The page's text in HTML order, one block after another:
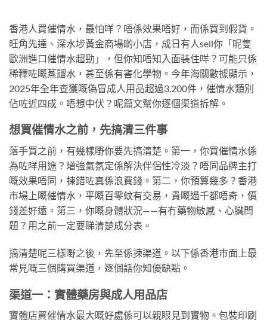
香港人買催情水，最怕咩？唔係效果唔好，而係買到假貨。
旺角先達、深水埗黃金商場啲小店，成日有人sell你「呢隻
歐洲進口催情水超勁」，但你知唔知入面裝住咩？可能只係
稀釋咗嘅蒸餾水，甚至係有害化學物。今年海關數據顯示，
2025年全年查獲嘅偽冒成人用品超過3,200件，催情水類別
佔咗近四成。唔想中伏？呢篇文幫你逐個渠道拆解。
想買催情水之前，先搞清三件事
落手買之前，有幾樣嘢你要先搞清楚。第一，你買催情水係
為咗咩用途？增強氣氛定係解決伴侶性冷淡？唔同品牌主打
嘅效果唔同，揀錯咗真係浪費錢。第二，你預算幾多？香港
市場上嘅催情水，平嘅百零蚊有交易，貴嘅過千都唔奇，價
錢差好遠。第三，你嘅身體狀況——有冇藥物敏感、心臟問
題？用之前一定要睇清楚成分表。
搞清楚呢三樣嘢之後，先至係揀渠道。以下係香港市面上最
常見嘅三個購買渠道，逐個話你知優缺點。
渠道一：實體藥房與成人用品店
實體店買催情水最大嘅好處係可以親眼見到實物。包裝印刷